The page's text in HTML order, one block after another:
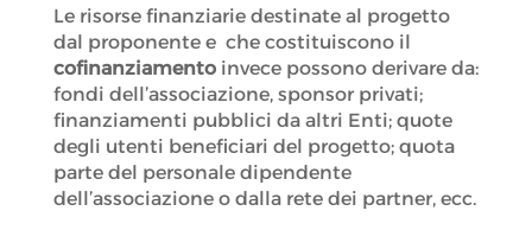
Le risorse finanziarie destinate al progetto
dal proponente e che costituiscono il
cofinanziamentoinvece possono derivare da:
fondi dell’associazione, sponsor privati;
finanziamenti pubblici da altri Enti; quote
degli utenti beneficiari del progetto; quota
parte del personale dipendente
dell’associazione o dalla rete dei partner, ecc.